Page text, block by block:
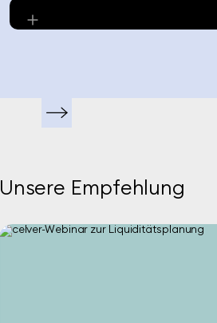
Unsere Empfehlung